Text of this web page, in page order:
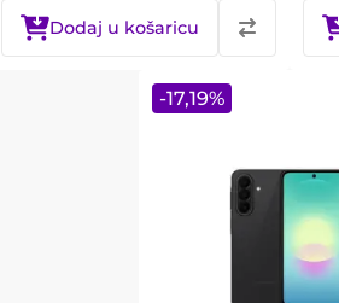
Dodaj u košaricu
-17,19%